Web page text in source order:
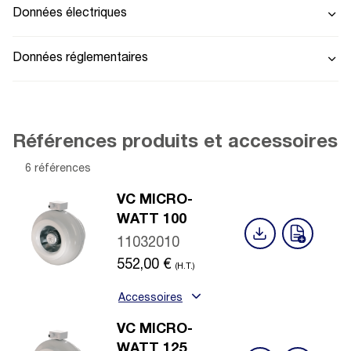
Données électriques
Données réglementaires
Références produits et accessoires
6 références
VC MICRO-
WATT 100
11032010
552,00 € (H.T.)
Accessoires
VC MICRO-